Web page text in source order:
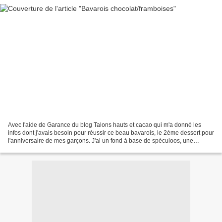
Avec l'aide de Garance du blog Talons hauts et cacao qui m'a donné les
infos dont j'avais besoin pour réussir ce beau bavarois, le 2éme dessert pour
l'anniversaire de mes garçons. J'ai un fond à base de spéculoos, une